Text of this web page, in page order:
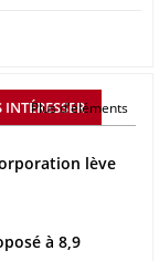
Plus d'éléments
lève
à 8,9